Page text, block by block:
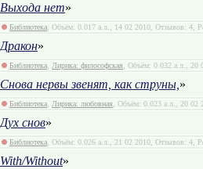
Выхода нет»
Библиотека, Объём: 0.017 а.л., 14 02 2010, Отзывов: 4,
Дракон»
Библиотека, Лирика: философская, Объём: 0.032 а.л., 20
Снова нервы звенят, как струны, »
Библиотека, Лирика: любовная, Объём: 0.023 а.л., 20 02
Дух снов»
Библиотека, Объём: 0.026 а.л., 21 02 2010, Отзывов: 4,
With/Without»